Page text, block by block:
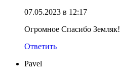
07.05.2023 в 12:17
Огромное Спасибо Земляк!
Ответить
Pavel